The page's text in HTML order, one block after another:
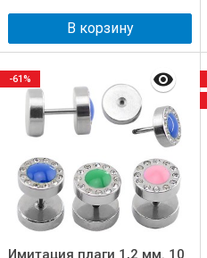
В корзину
Имитация плаги 1,2 мм. 10
-61%